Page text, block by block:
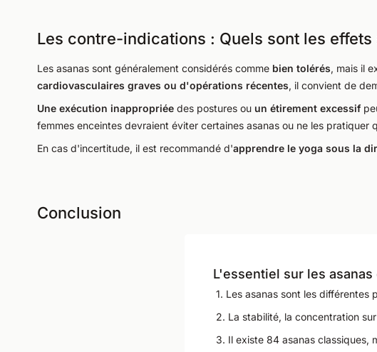
Les contre-indications : Quels sont les
Les asanas sont généralement considérés comme bien tolérés, mais il
cardiovasculaires graves ou d'opérations récentes, il convient de
Une exécution inappropriée des postures ou un étirement excessif
femmes enceintes devraient éviter certaines asanas ou ne les
En cas d'incertitude, il est recommandé d'apprendre le yoga sous la
Conclusion
L'essentiel sur les
1. Les asanas sont les différentes
2. La stabilité, la concentration
3. Il existe 84 asanas classiques,